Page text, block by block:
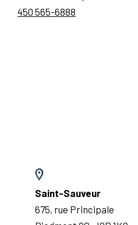
450 565-6888
Saint-Sauveur
675, rue Principale